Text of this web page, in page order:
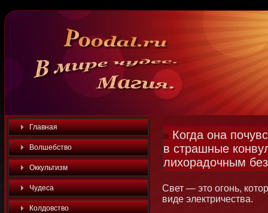
Главная
Волшебство
Оккультизм
Чудеса
Колдовство
Когда она
в страшные
лихорадочным
Свет — этο огοнь,
виде электричества.